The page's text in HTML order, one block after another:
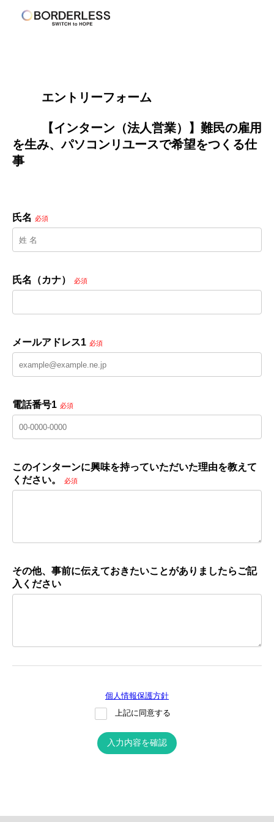
        エントリーフォーム
を生み、パソコンリユースで希望をつくる仕
事
氏名 必須
氏名（カナ） 必須
メールアドレス1 必須
電話番号1 必須
このインターンに興味を持っていただいた理由を教えて
ください。
必須
その他、事前に伝えておきたいことがありましたらご記
入ください
個人情報保護方針
上記に同意する
入力内容を確認